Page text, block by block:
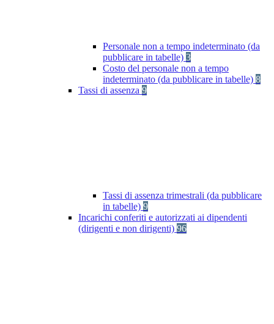
Personale non a tempo indeterminato (da
pubblicare in tabelle) 3
Costo del personale non a tempo
indeterminato (da pubblicare in tabelle) 8
Tassi di assenza 9
Tassi di assenza trimestrali (da pubblicare
in tabelle) 9
Incarichi conferiti e autorizzati ai dipendenti
(dirigenti e non dirigenti) 96